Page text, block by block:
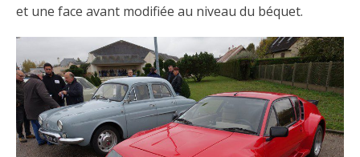
et une face avant modifiée au niveau du béquet.